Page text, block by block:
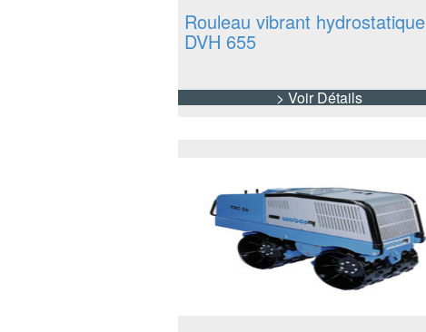
Rouleau vibrant hydrostatique
DVH 655
> Voir Détails